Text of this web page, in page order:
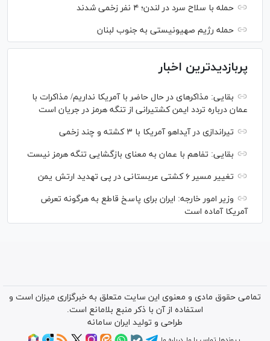
حمله با سلاح سرد در لندن؛ ۴ نفر زخمی شدند
حمله رژیم صهیونیستی به جنوب لبنان
پربازدیدترین اخبار
بقایی: مذاکره‎ای در حال حاضر با آمریکا نداریم/ مذاکرات با
عمان درباره تردد ایمن کشتیرانی از تنگه هرمز در جریان است
تیراندازی در آیداهو آمریکا با ۳ کشته و چند زخمی
بقایی: تفاهم با عمان به معنای بازگشایی تنگه هرمز نیست
تغییر مسیر ۶ کشتی عربستانی در پی تهدید ارتش یمن
وزیر امور خارجه: ایران برای پاسخ قاطع به هرگونه تعرض
آمریکا آماده است
تمامی حقوق مادی و معنوی این سایت متعلق به خبرگزاری میزان است و
استفاده از آن با ذکر منبع بلامانع است.
طراحی و تولید ایران سامانه